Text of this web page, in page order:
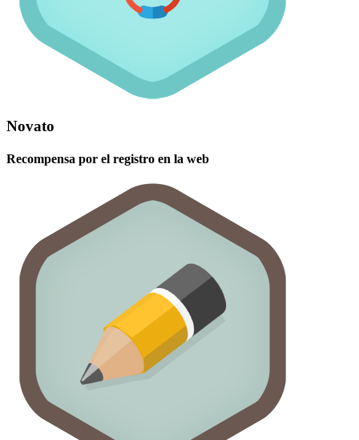
Novato
Recompensa por el registro en la web